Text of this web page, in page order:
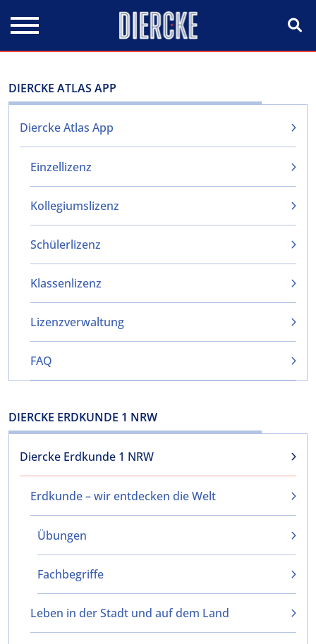
DIERCKE ATLAS APP
Diercke Atlas App
Einzellizenz
Kollegiumslizenz
Schülerlizenz
Klassenlizenz
Lizenzverwaltung
FAQ
DIERCKE ERDKUNDE 1 NRW
Diercke Erdkunde 1 NRW
Erdkunde – wir entdecken die Welt
Übungen
Fachbegriffe
Leben in der Stadt und auf dem Land